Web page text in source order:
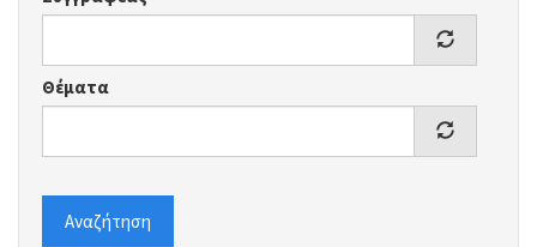
Θέματα
Αναζήτηση